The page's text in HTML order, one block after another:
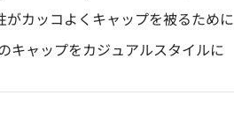
がカッコよくキャップを被るために
キャップをカジュアルスタイルに